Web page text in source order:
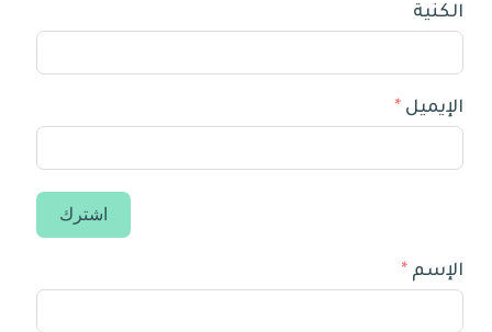
الكنية
الإيميل
اشترك
الإسم